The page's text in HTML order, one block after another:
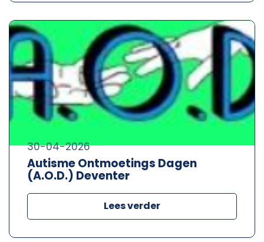
Autisme Ontmoetings Dagen
(A.O.D.) Deventer
30-04-2026
Lees verder